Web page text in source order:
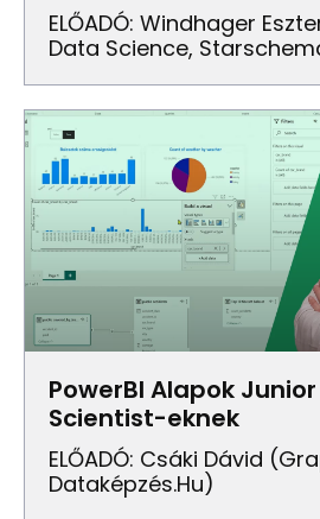
ELŐADÓ: Windhager
Data Science,
PowerBI Alapok
Scientist-eknek
ELŐADÓ: Csáki Dávid
Dataképzés.hu)